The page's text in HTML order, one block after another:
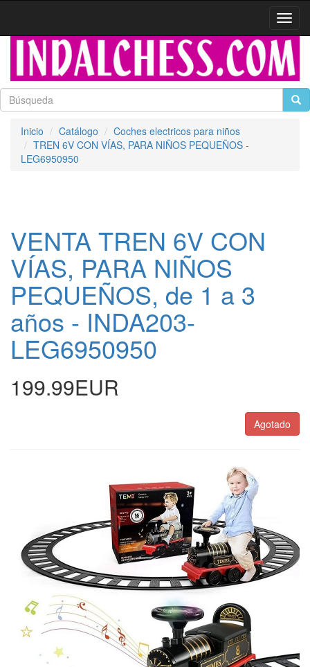
Inicio Catálogo
Coches electricos para niños
TREN 6V CON VÍAS, PARA NIÑOS PEQUEÑOS -
LEG6950950
VENTA TREN 6V CON
VÍAS, PARA NIÑOS
PEQUEÑOS, de 1 a 3
años - INDA203-
LEG6950950
199.99EUR
Agotado